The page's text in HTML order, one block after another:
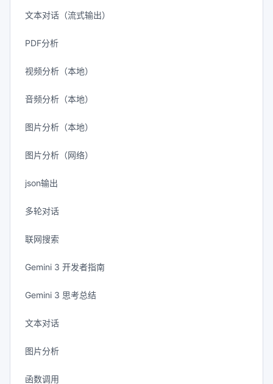
文本对话（流式输出）
PDF分析
视频分析（本地）
音频分析（本地）
图片分析（本地）
图片分析（网络）
json输出
多轮对话
联网搜索
Gemini 3 开发者指南
Gemini 3 思考总结
文本对话
图片分析
函数调用